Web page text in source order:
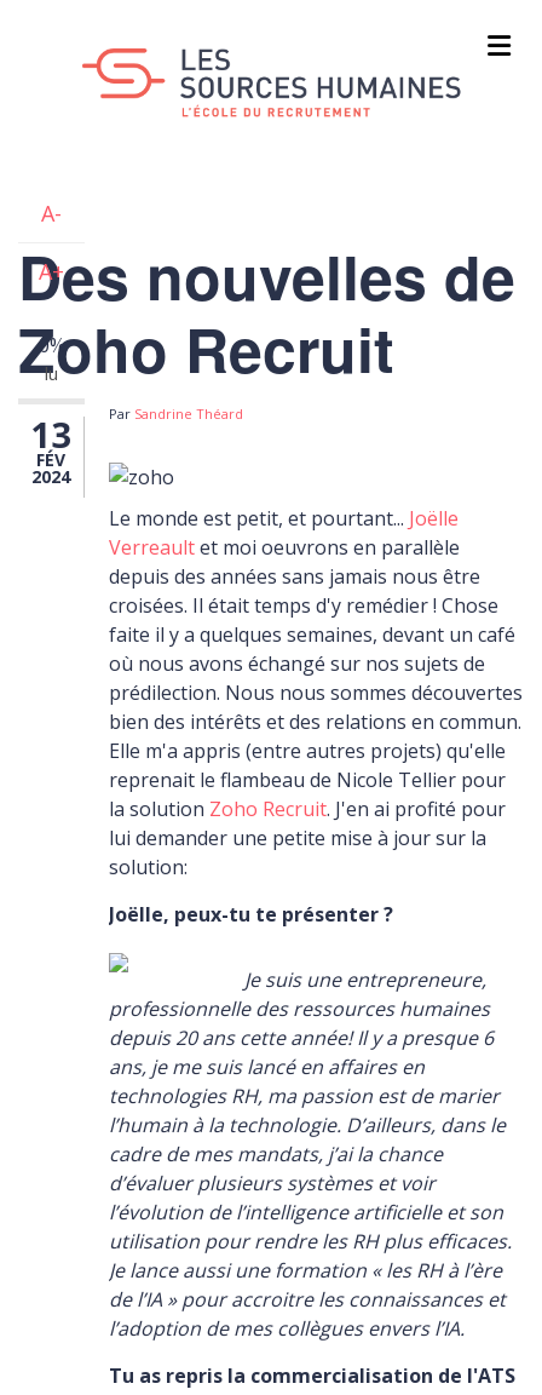
Des nouvelles de
Zoho Recruit
13
FÉV
2024
A-
A+
0%
lu
Par Sandrine Théard
Le monde est petit, et pourtant... Joëlle
Verreaultet moi oeuvrons en parallèle
depuis des années sans jamais nous être
croisées. Il était temps d'y remédier ! Chose
faite il y a quelques semaines, devant un café
où nous avons échangé sur nos sujets de
prédilection. Nous nous sommes découvertes
bien des intérêts et des relations en commun.
Elle m'a appris (entre autres projets) qu'elle
reprenait le flambeau de Nicole Tellier pour
la solution Zoho Recruit. J'en ai profité pour
lui demander une petite mise à jour sur la
solution:
Joëlle, peux-tu te présenter ?
Je suis une entrepreneure,
professionnelle des ressources humaines
depuis 20 ans cette année! Il y a presque 6
ans, je me suis lancé en affaires en
technologies RH, ma passion est de marier
l’humain à la technologie. D’ailleurs, dans le
cadre de mes mandats, j’ai la chance
d’évaluer plusieurs systèmes et voir
l’évolution de l’intelligence artificielle et son
utilisation pour rendre les RH plus efficaces.
Je lance aussi une formation « les RH à l’ère
de l’IA » pour accroitre les connaissances et
l’adoption de mes collègues envers l’IA.
Tu as repris la commercialisation de l'ATS